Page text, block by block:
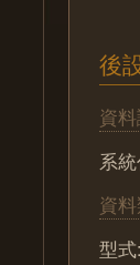
後
資料
系
資料
型